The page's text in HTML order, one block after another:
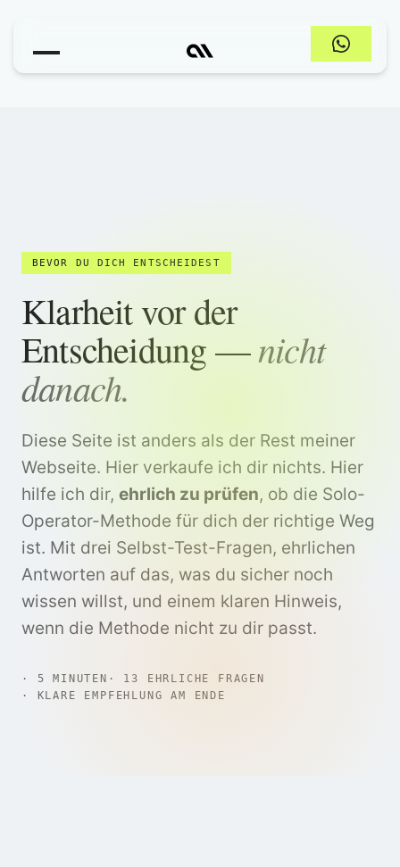
BEVOR DU DICH ENTSCHEIDEST
Klarheit vor der
Entscheidung —nicht
danach.
Diese Seite ist anders als der Rest meiner
Webseite. Hier verkaufe ich dir nichts. Hier
hilfe ich dir, ehrlich zu prüfen, ob die Solo-
Operator-Methode für dich der richtige Weg
ist. Mit drei Selbst-Test-Fragen, ehrlichen
Antworten auf das, was du sicher noch
wissen willst, und einem klaren Hinweis,
wenn die Methode nicht zu dir passt.
· 5 MINUTEN · 13 EHRLICHE FRAGEN
·
KLARE EMPFEHLUNG AM ENDE